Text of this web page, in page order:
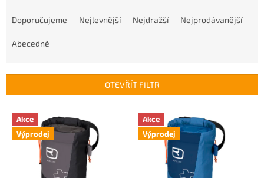
r
Doporučujeme Nejlevnější Nejdražší Nejprodávanější
Abecedně
OTEVŘÍT FILTR
V
p
Akce
Výprodej
Akce
Výprodej